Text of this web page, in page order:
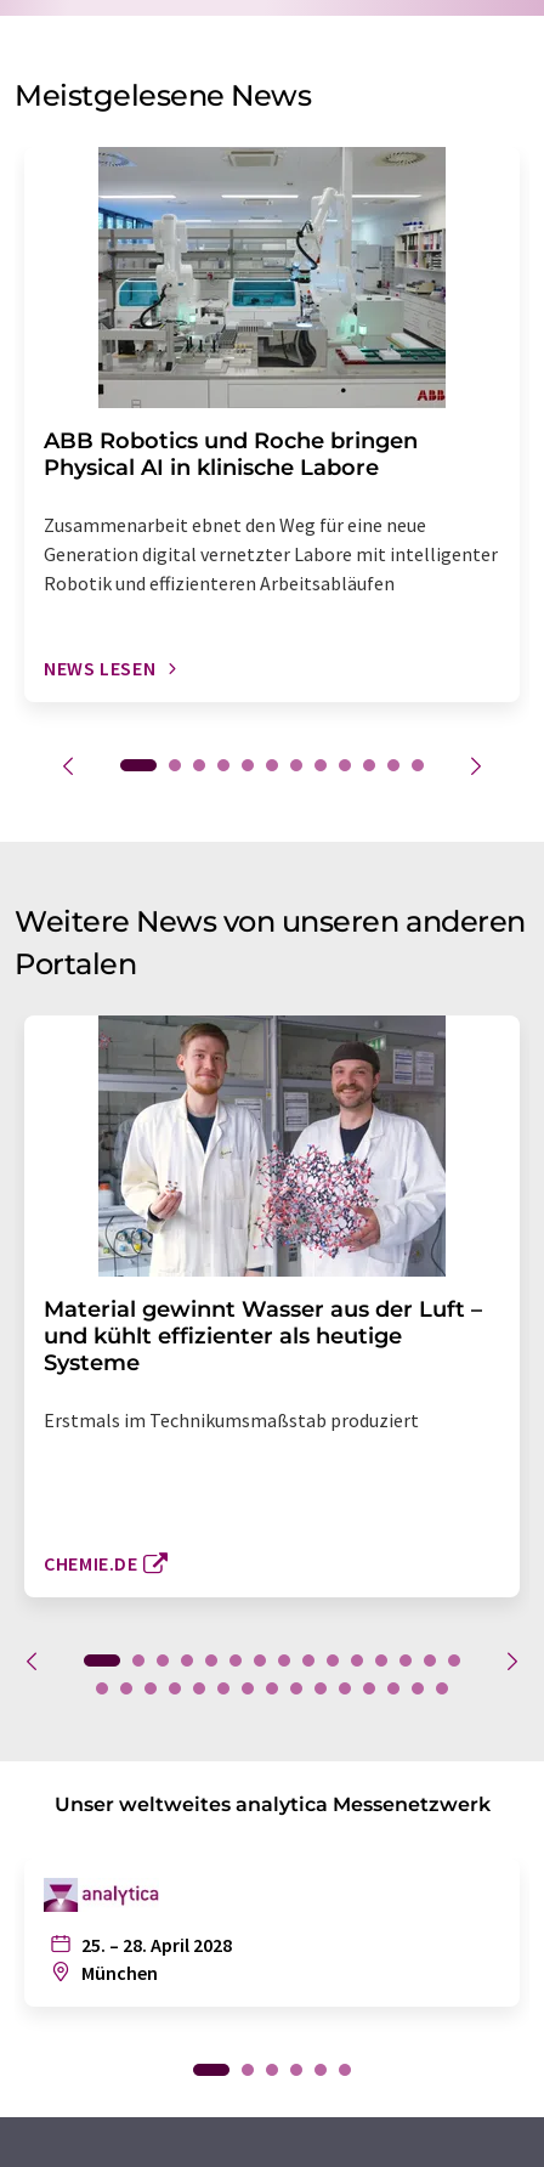
auf Basis unsererDatenschutzerklärung. LUMITOS darf
Meinungsforschung per E-Mail kontaktieren. Ihre
Einwilligung können Sie jederzeit ohne Angabe von
Str. 2, 12489 Berlin oder per E-Mail unter
widerruf@lumitos.commit Wirkung für die Zukunft
widerrufen. Zudem ist in jeder E-Mail ein Link zur
Abbestellung des entsprechenden Newsletters
enthalten.
Meistgelesene News
​​​​​​​ABB Robotics und Roche bringen
Physical AI in klinische Labore
Zusammenarbeit ebnet den Weg für eine neue
Generation digital vernetzter Labore mit intelligenter
Robotik und effizienteren Arbeitsabläufen
NEWS LESEN
Weitere News von unseren anderen
Portalen
Material gewinnt Wasser aus der Luft –
und kühlt effizienter als heutige
Systeme
Erstmals im Technikumsmaßstab produziert
CHEMIE.DE
Unser weltweites analytica Messenetzwerk
25. – 28. April 2028
München